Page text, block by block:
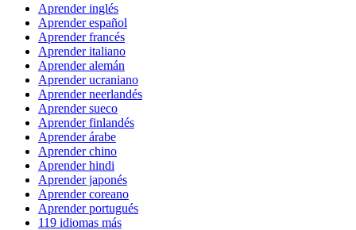
Aprender inglés
Aprender español
Aprender francés
Aprender italiano
Aprender alemán
Aprender ucraniano
Aprender neerlandés
Aprender sueco
Aprender finlandés
Aprender árabe
Aprender chino
Aprender hindi
Aprender japonés
Aprender coreano
Aprender portugués
119 idiomas más